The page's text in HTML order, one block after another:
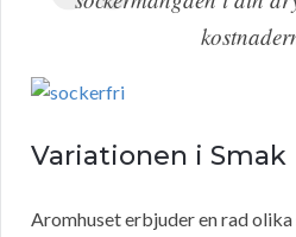
Variationen i Smak
Aromhuset erbjuder en rad